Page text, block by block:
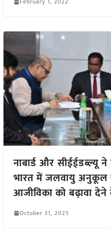
नाबार्ड और सीईईडब्ल्यू ने
भारत में जलवायु अनुकूल
आजीविका को बढ़ावा
October 31, 2025